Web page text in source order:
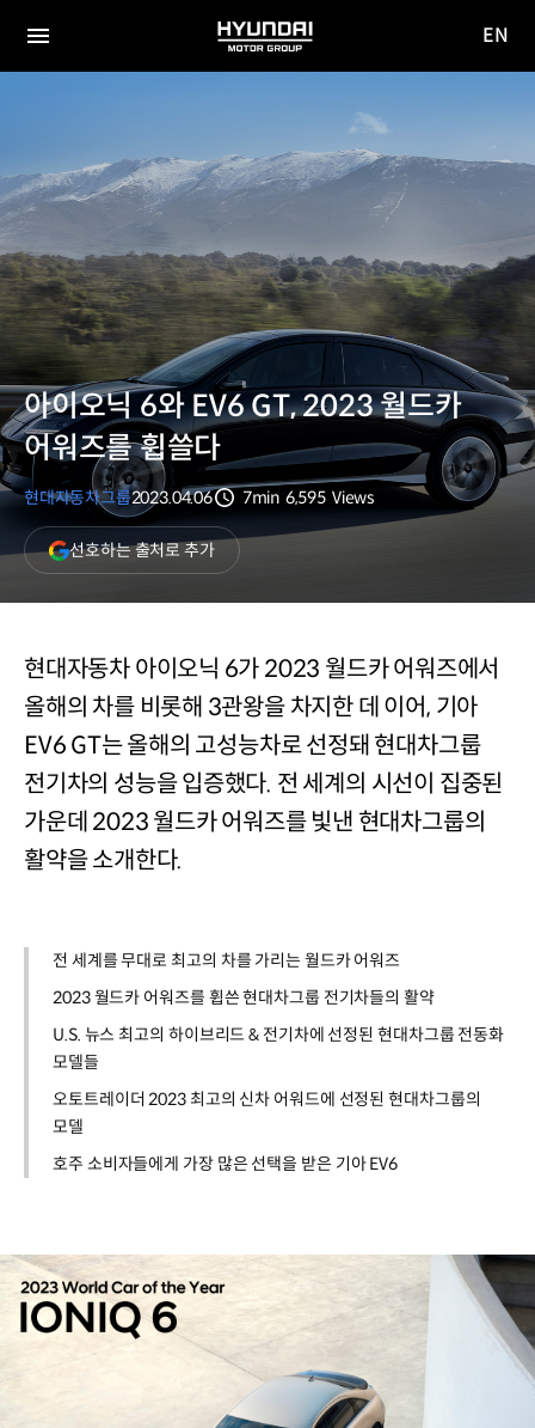
전체
HYUNDAI
MOTOR
EN
아이오닉 6와 EV6 GT, 2023 월드카
어워즈를 휩쓸다
현대자동차그룹2023.04.06
분량
7min
조회수
6,595 Views
선호하는 출처로 추가(새
창
열림)
현대자동차 아이오닉 6가 2023 월드카 어워즈에서
올해의 차를 비롯해 3관왕을 차지한 데 이어, 기아
EV6 GT는 올해의 고성능차로 선정돼 현대차그룹
전기차의 성능을 입증했다. 전 세계의 시선이 집중된
가운데 2023 월드카 어워즈를 빛낸 현대차그룹의
활약을 소개한다.
전 세계를 무대로 최고의 차를 가리는 월드카 어워즈
2023 월드카 어워즈를 휩쓴 현대차그룹 전기차들의 활약
U.S. 뉴스 최고의 하이브리드 & 전기차에 선정된 현대차그룹 전동화
모델들
오토트레이더 2023 최고의 신차 어워드에 선정된 현대차그룹의
모델
호주 소비자들에게 가장 많은 선택을 받은 기아 EV6